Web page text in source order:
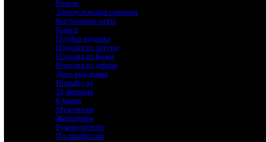
Мини бары
Разное
Подарки из камня
Религиозное
Иконы
Обереги православные
Обереги мусульманские
Разное
Златоустовская гравюра
Настольные игры
Подбор подарка
Изделия из латуни
Изделия из Кожи
Изделия из дерева
День рождения
Разное
Златоустовская гравюра
Настольные игры
Книги
Подбор подарка
Изделия из латуни
Изделия из Кожи
Изделия из дерева
День рождения
Новый год
23 февраля
8 марта
Мужчинам
Женщинам
Руководителю
По профессии